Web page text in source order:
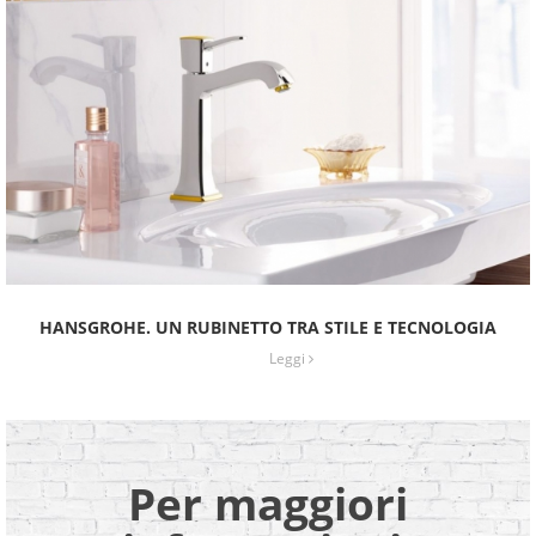
HANSGROHE. UN RUBINETTO TRA STILE E TECNOLOGIA
Leggi
Per maggiori